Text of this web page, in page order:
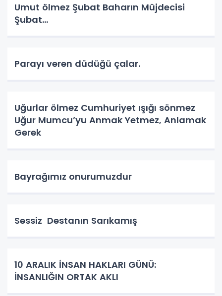
Umut ölmez Şubat Baharın Müjdecisi
Şubat…
Parayı veren düdüğü çalar.
Uğurlar ölmez Cumhuriyet ışığı sönmez
Uğur Mumcu’yu Anmak Yetmez, Anlamak
Gerek
Bayrağımız onurumuzdur
Sessiz Destanın Sarıkamış
10 ARALIK İNSAN HAKLARI GÜNÜ:
İNSANLIĞIN ORTAK AKLI